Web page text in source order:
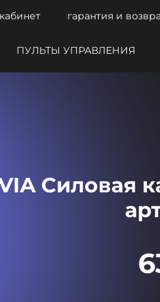
гарантия и
ПУЛЬТЫ УПРАВЛЕНИЯ
Силовая